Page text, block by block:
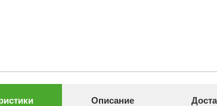
Описание